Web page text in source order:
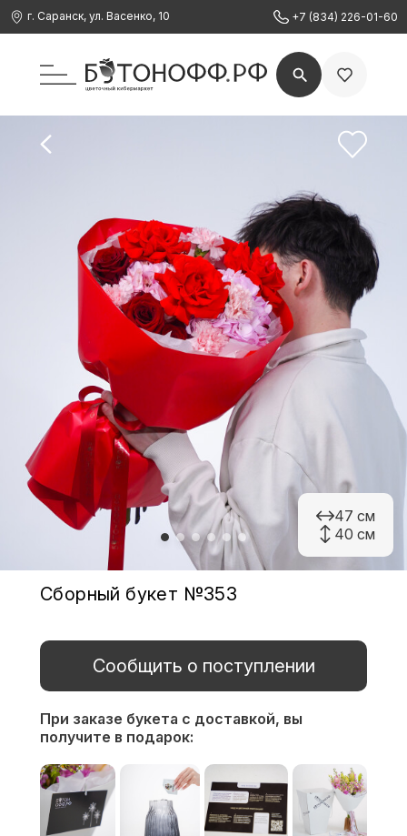
г. Саранск, ул. Васенко, 10 +7 (834) 226-01-60
47 см
40 см
Сборный букет №353
Сообщить о поступлении
При заказе букета с доставкой, вы
получите в подарок: